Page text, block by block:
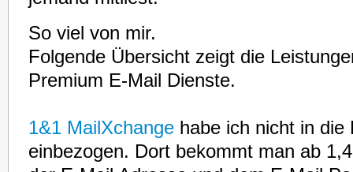
So viel von mir.
Folgende Übersicht zeigt die
Premium E-Mail Dienste.
1&1 MailXchange habe ich nicht in die
einbezogen. Dort bekommt man ab